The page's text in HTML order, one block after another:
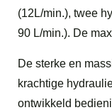
(12L/min.), twee
90 L/min.). De
De sterke en
krachtige
ontwikkeld